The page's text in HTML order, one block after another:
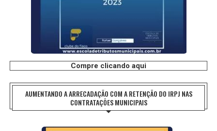
Compre clicando aqui
AUMENTANDO A ARRECADAÇÃO COM A RETENÇÃO DO IRPJ NAS
CONTRATAÇÕES MUNICIPAIS